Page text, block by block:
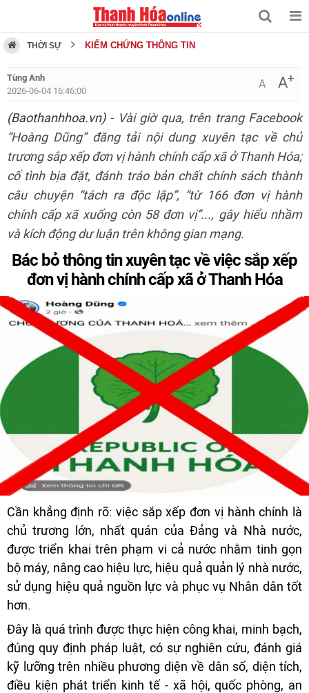
THỜI SỰ KIỂM CHỨNG THÔNG TIN
Tùng Anh
2026-06-04 16:46:00
A A+
(Baothanhhoa.vn)- Vài giờ qua, trên trang Facebook
“Hoàng Dũng” đăng tải nội dung xuyên tạc về chủ
trương sắp xếp đơn vị hành chính cấp xã ở Thanh Hóa;
cố tình bịa đặt, đánh tráo bản chất chính sách thành
câu chuyện “tách ra độc lập”, “từ 166 đơn vị hành
chính cấp xã xuống còn 58 đơn vị”..., gây hiểu nhầm
và kích động dư luận trên không gian mạng.
Bác bỏ thông tin xuyên tạc về việc sắp xếp
đơn vị hành chính cấp xã ở Thanh Hóa
Cần khẳng định rõ: việc sắp xếp đơn vị hành chính là
chủ trương lớn, nhất quán của Đảng và Nhà nước,
được triển khai trên phạm vi cả nước nhằm tinh gọn
bộ máy, nâng cao hiệu lực, hiệu quả quản lý nhà nước,
sử dụng hiệu quả nguồn lực và phục vụ Nhân dân tốt
hơn.
Đây là quá trình được thực hiện công khai, minh bạch,
đúng quy định pháp luật, có sự nghiên cứu, đánh giá
kỹ lưỡng trên nhiều phương diện về dân số, diện tích,
điều kiện phát triển kinh tế - xã hội, quốc phòng, an